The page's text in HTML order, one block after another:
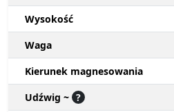
Wysokość
Waga
Kierunek magnesowania
Udźwig ~ ?